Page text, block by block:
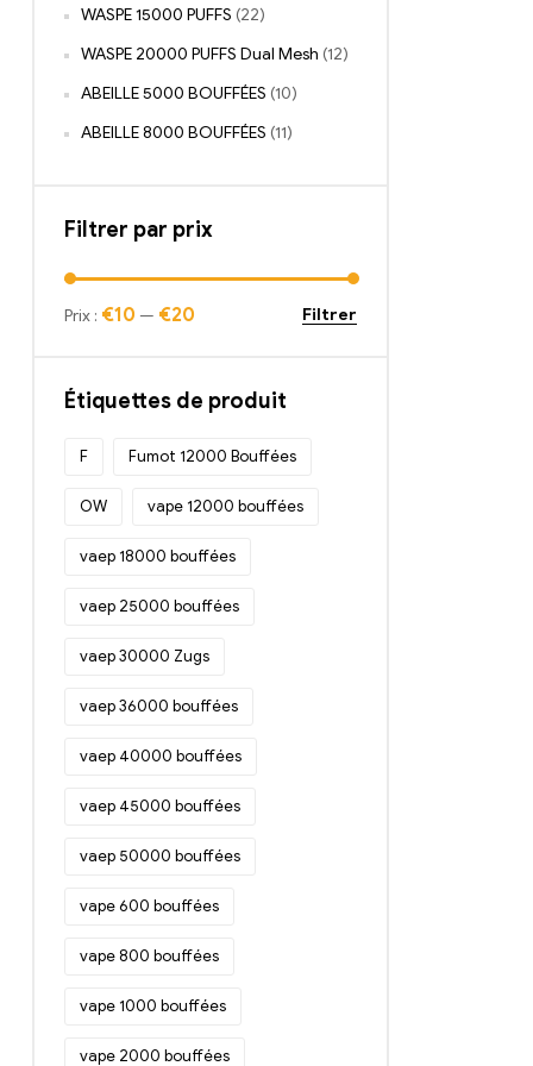
WASPE 15000 PUFFS (22)
WASPE 20000 PUFFS Dual Mesh (12)
ABEILLE 5000 BOUFFÉES (10)
ABEILLE 8000 BOUFFÉES (11)
Filtrer par prix
Filtrer
Prix : €10 — €20
Étiquettes de produit
F Fumot 12000 Bouffées
OW vape 12000 bouffées
vaep 18000 bouffées
vaep 25000 bouffées
vaep 30000 Zugs
vaep 36000 bouffées
vaep 40000 bouffées
vaep 45000 bouffées
vaep 50000 bouffées
vape 600 bouffées
vape 800 bouffées
vape 1000 bouffées
vape 2000 bouffées